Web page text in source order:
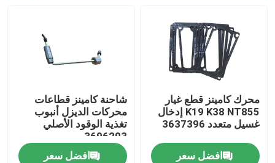
محرك كامينز قطع غيار
K19 K38 NT855 إدخال
غسيل متعدد 3637396
افضل سعر
شاحنة كامينز قطاعات
محركات الديزل أنبوب
تغذية الوقود الأصلي
3696203
افضل سعر